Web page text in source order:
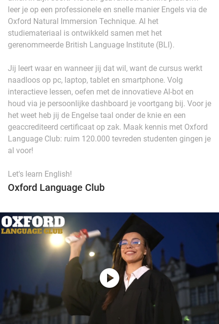
leer je op een professionele en snelle manier Engels via de
Oxford Natural Immersion Technique. Al het
studiemateriaal is ontwikkeld samen met het
gerenommeerde British Language Institute (BLI).
Jij leert waar en wanneer jij dat wil, want de cursus werkt
naadloos op pc, laptop, tablet en smartphone. Volg
interactieve lessen, oefen met de innovatieve AI-bot en
houd via je persoonlijke dashboard je voortgang bij. Voor je
het weet heb jij de Engelse taal onder de knie en een
geaccrediteerd certificaat op zak. Maak kennis met Oxford
Language Club: ruim 120.000 tevreden studenten gingen je
al voor!
Let's learn English!
Oxford Language Club
play_circle